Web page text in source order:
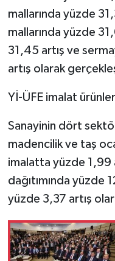
mallarında yüzde
mallarında yüzde
31,45 artış ve
artış olarak
Yİ-ÜFE imalat
Sanayinin dört
madencilik ve taş
imalatta yüzde 1,99
dağıtımında yüzde
yüzde 3,37 artış